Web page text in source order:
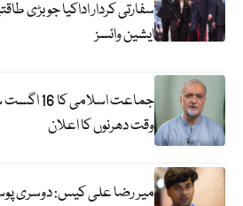
سفارتی کردار اداکیا جو بڑی
ایشین وائسز
جماعت
وقت دھرنوں کا اعلان
میر رضا علی کیس: دوسری